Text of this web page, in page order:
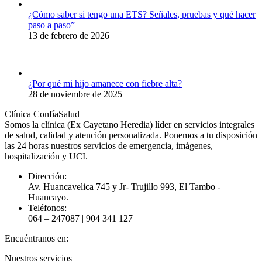
¿Cómo saber si tengo una ETS? Señales, pruebas y qué hacer
paso a paso”
13 de febrero de 2026
¿Por qué mi hijo amanece con fiebre alta?
28 de noviembre de 2025
Clínica ConfíaSalud
Somos la clínica (Ex Cayetano Heredia) líder en servicios integrales
de salud, calidad y atención personalizada. Ponemos a tu disposición
las 24 horas nuestros servicios de emergencia, imágenes,
hospitalización y UCI.
Dirección:
Av. Huancavelica 745 y Jr- Trujillo 993, El Tambo -
Huancayo.
Teléfonos:
064 – 247087 | 904 341 127
Encuéntranos en:
Facebook
YouTube
Instagram
Nuestros servicios